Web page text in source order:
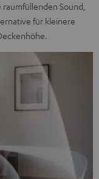
Sound,
für kleinere